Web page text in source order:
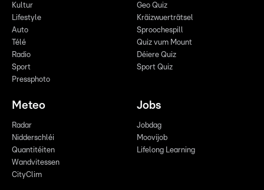
Kultur
Lifestyle
Auto
Télé
Radio
Sport
Pressphoto
Geo Quiz
Kräizwuerträtsel
Sproochespill
Quiz vum Mount
Déiere Quiz
Sport Quiz
Meteo
Radar
Nidderschléi
Quantitéiten
Wandvitessen
CityClim
Jobs
Jobdag
Moovijob
Lifelong Learning